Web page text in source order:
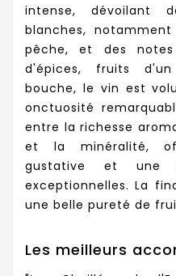
intense, dévoilant
blanches,
pêche, et des
d'épices, fruits
bouche, le vin est
onctuosité
entre la richesse
et la minéralité,
gustative et une
exceptionnelles. La
une belle pureté de
Les meilleurs